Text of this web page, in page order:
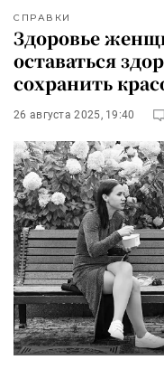
СПРАВКИ
Здоровье
оставаться
сохранить
26 августа 2025, 19:40